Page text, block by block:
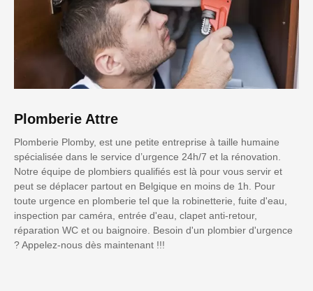
Plomberie Attre
Plomberie Plomby, est une petite entreprise à taille humaine
spécialisée dans le service d’urgence 24h/7 et la rénovation.
Notre équipe de plombiers qualifiés est là pour vous servir et
peut se déplacer partout en Belgique en moins de 1h. Pour
toute urgence en plomberie tel que la robinetterie, fuite d'eau,
inspection par caméra, entrée d'eau, clapet anti-retour,
réparation WC et ou baignoire. Besoin d'un plombier d'urgence
? Appelez-nous dès maintenant !!!